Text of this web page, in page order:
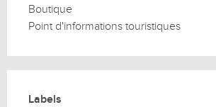
Boutique
Point d'informations touristiques
Labels
Labels